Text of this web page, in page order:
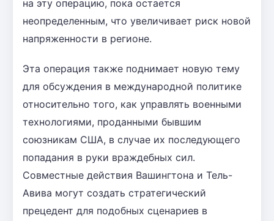
на эту операцию, пока остается
неопределенным, что увеличивает риск новой
напряженности в регионе.
Эта операция также поднимает новую тему
для обсуждения в международной политике
относительно того, как управлять военными
технологиями, проданными бывшим
союзникам США, в случае их последующего
попадания в руки враждебных сил.
Совместные действия Вашингтона и Тель-
Авива могут создать стратегический
прецедент для подобных сценариев в